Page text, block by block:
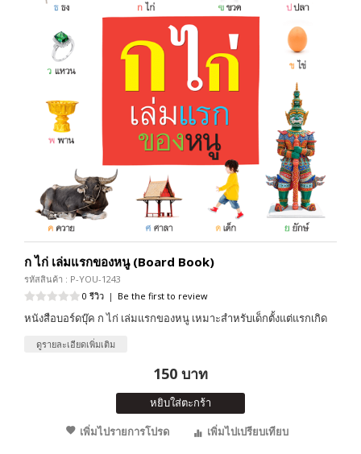
ก ไก่ เล่มแรกของหนู (Board Book)
รหัสสินค้า : P-YOU-1243
0 รีวิว | Be the first to review
หนังสือบอร์ดบุ๊ค ก ไก่ เล่มแรกของหนู เหมาะสำหรับเด็กตั้งแต่แรกเกิด
ดูรายละเอียดเพิ่มเติม
150 บาท
หยิบใส่ตะกร้า
เพิ่มไปรายการโปรด
เพิ่มไปเปรียบเทียบ